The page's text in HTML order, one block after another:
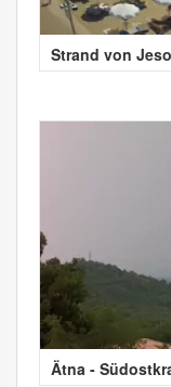
Strand von
Ätna -